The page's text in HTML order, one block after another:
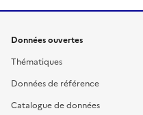
Données ouvertes
Thématiques
Données de référence
Catalogue de données